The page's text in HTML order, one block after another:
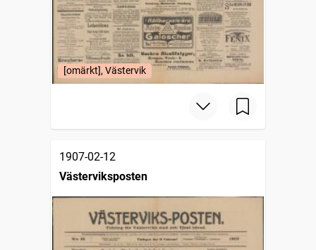
[omärkt], Västervik
1907-02-12
Västerviksposten